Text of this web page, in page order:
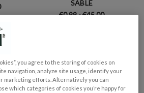
SABLE
€0,99 - €45,00
you agree to the storing of cookies on
navigation, analyze site usage, identify your
marketing efforts. Alternatively you can
which categories of cookies you’re happy for